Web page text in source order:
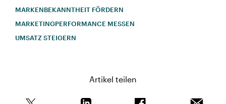
MARKENBEKANNTHEIT FÖRDERN
MARKETINGPERFORMANCE MESSEN
UMSATZ STEIGERN
Artikel teilen